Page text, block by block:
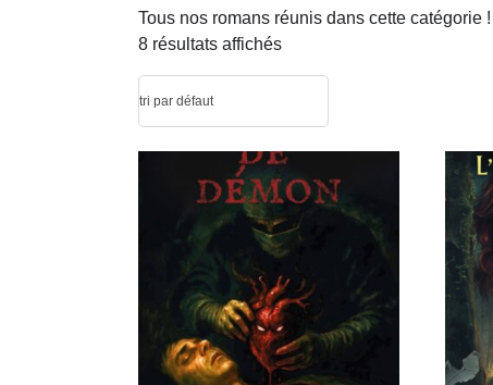
Tous nos romans réunis dans cette catégorie !
8 résultats affichés